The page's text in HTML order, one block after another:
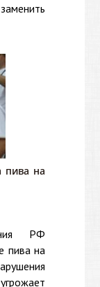
пива на
РФ
пива на